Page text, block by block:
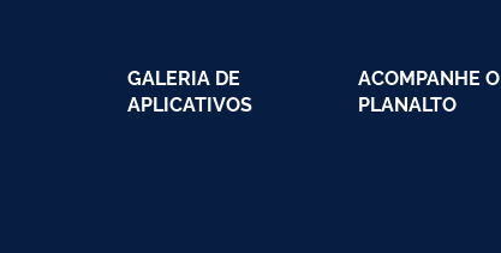
GALERIA DE
APLICATIVOS
ACOMPANHE O
PLANALTO